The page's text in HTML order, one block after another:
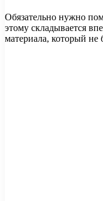
Обязательно нужно
этому складывается
материала, который не